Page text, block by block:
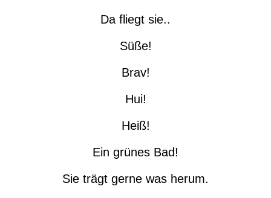
Da fliegt sie..
Süße!
Brav!
Hui!
Heiß!
Ein grünes Bad!
Sie trägt gerne was herum.